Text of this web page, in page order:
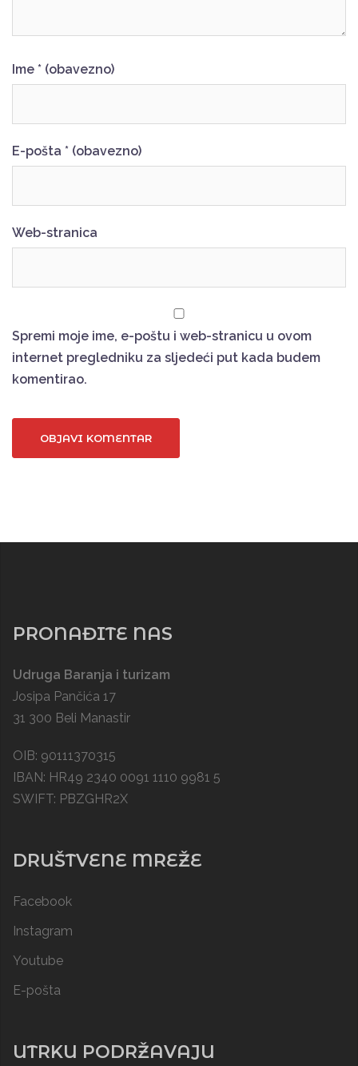
Ime * (obavezno)
E-pošta * (obavezno)
Web-stranica
Spremi moje ime, e-poštu i web-stranicu u ovom
internet pregledniku za sljedeći put kada budem
komentirao.
PRONAĐITE NAS
Udruga Baranja i turizam
Josipa Pančića 17
31 300 Beli Manastir
OIB: 90111370315
IBAN: HR49 2340 0091 1110 9981 5
SWIFT: PBZGHR2X
DRUŠTVENE MREŽE
Facebook
Instagram
Youtube
E-pošta
UTRKU PODRŽAVAJU